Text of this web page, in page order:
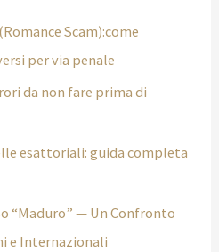
Scam):come
per via penale
da non fare prima di
esattoriali: guida completa
“Maduro” — Un Confronto
e Internazionali